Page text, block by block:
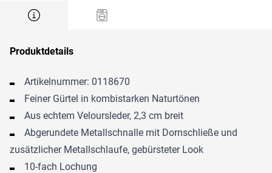
Produktdetails
Artikelnummer: 0118670
Feiner Gürtel in kombistarken Naturtönen
Aus echtem Veloursleder, 2,3 cm breit
Abgerundete Metallschnalle mit Dornschließe und
zusätzlicher Metallschlaufe, gebürsteter Look
10-fach Lochung